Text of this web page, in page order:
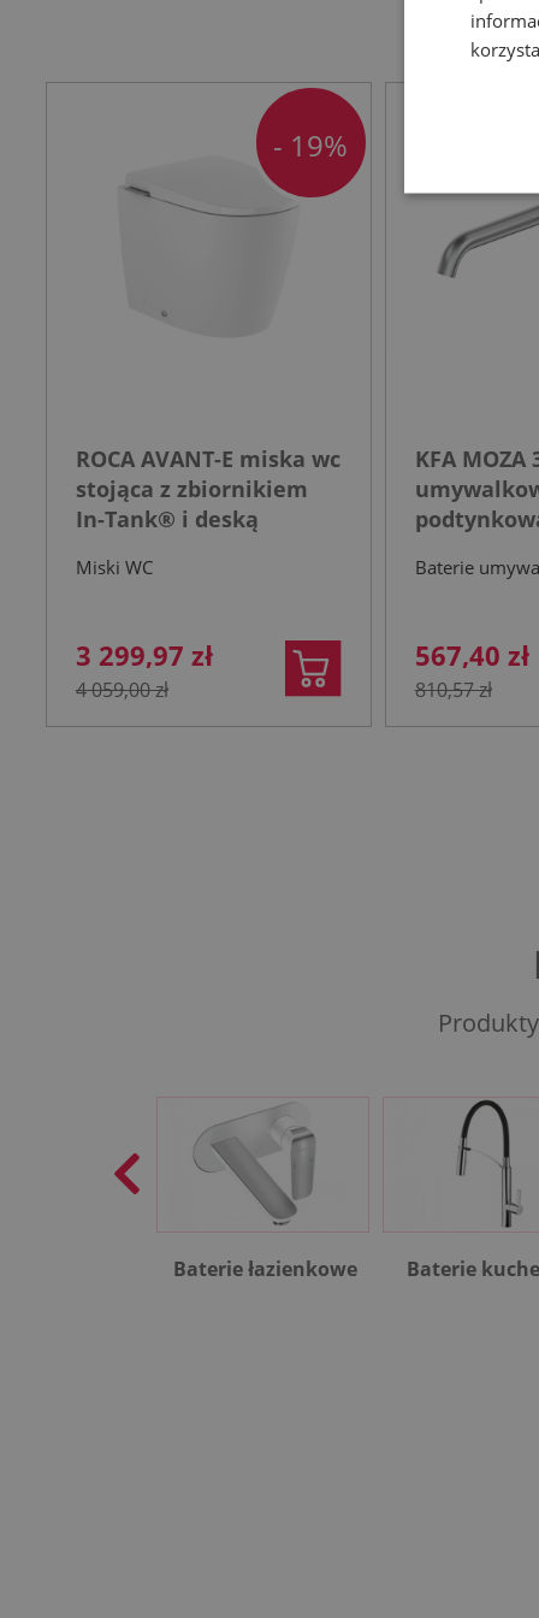
ROCA AVANT-E miska wc
stojąca z zbiornikiem
In-Tank® i deską
Miski WC
3 299,97 zł
4 059,00 zł
- 19%
KFA
Baterie
567,40 zł
810,57 zł
Baterie łazienkowe Baterie